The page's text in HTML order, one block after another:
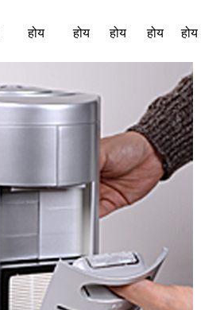
होय होय होय होय होय